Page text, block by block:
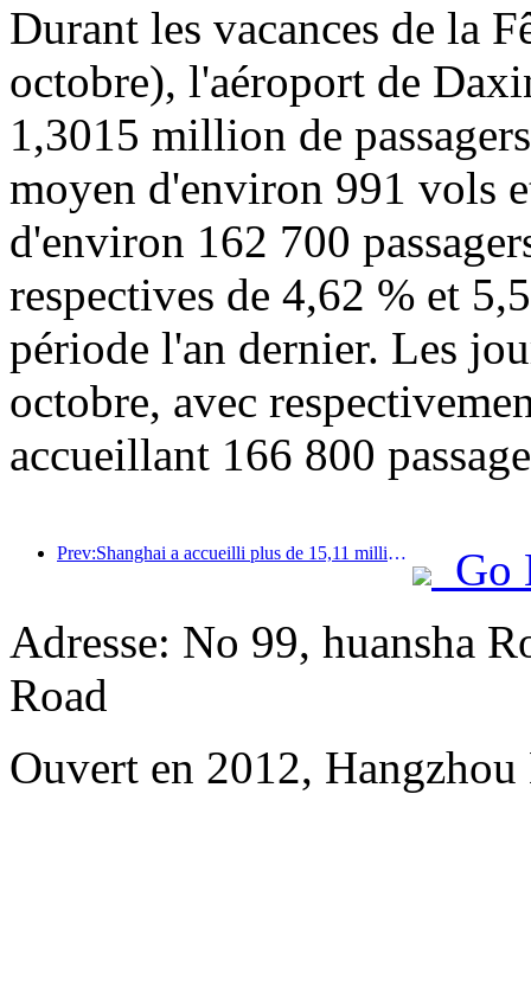
Durant les vacances de la
octobre), l'aéroport de
1,3015 million de
moyen d'environ 991 vols
d'environ 162 700
respectives de 4,62 % et
période l'an dernier. Les
octobre, avec
accueillant 166 800
Prev:Shanghai a accueilli plus de 15,11 millions de visiteurs au cours des quatre premiers jours des vacances de la mi-automne et de la fête nationale, soit une augmentation de plus de 20 % par rapport à l'année précédente.
Go
Adresse: No 99, huansha
Road
Ouvert en 2012,